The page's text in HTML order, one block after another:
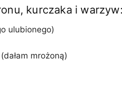
kurczaka i
ulubionego)
mrożoną)